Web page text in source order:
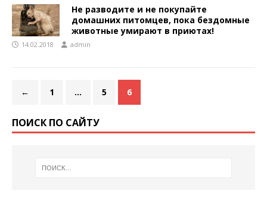
Не разводите и не покупайте
домашних питомцев, пока бездомные
животные умирают в приютах!
14.02.2018 admin
← 1 … 5 6
ПОИСК ПО САЙТУ